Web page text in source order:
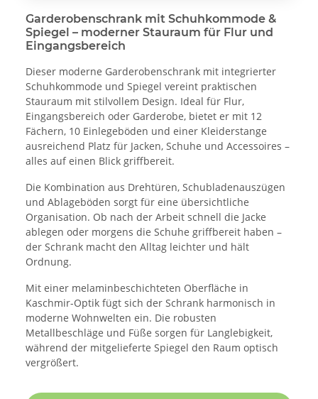
Garderobenschrank mit Schuhkommode &
Spiegel – moderner Stauraum für Flur und
Eingangsbereich
Dieser moderne Garderobenschrank mit integrierter
Schuhkommode und Spiegel vereint praktischen
Stauraum mit stilvollem Design. Ideal für Flur,
Eingangsbereich oder Garderobe, bietet er mit 12
Fächern, 10 Einlegeböden und einer Kleiderstange
ausreichend Platz für Jacken, Schuhe und Accessoires –
alles auf einen Blick griffbereit.
Die Kombination aus Drehtüren, Schubladenauszügen
und Ablageböden sorgt für eine übersichtliche
Organisation. Ob nach der Arbeit schnell die Jacke
ablegen oder morgens die Schuhe griffbereit haben –
der Schrank macht den Alltag leichter und hält
Ordnung.
Mit einer melaminbeschichteten Oberfläche in
Kaschmir-Optik fügt sich der Schrank harmonisch in
moderne Wohnwelten ein. Die robusten
Metallbeschläge und Füße sorgen für Langlebigkeit,
während der mitgelieferte Spiegel den Raum optisch
vergrößert.